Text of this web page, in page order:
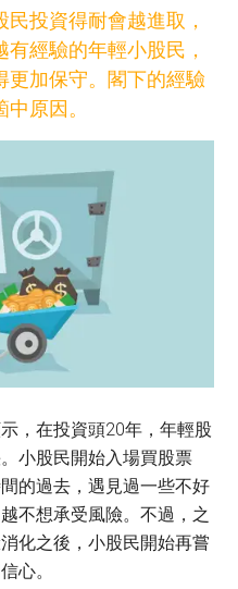
投資得耐會越進取，
經驗的年輕小股民，
更加保守。閣下的經驗
原因。
，在投資頭20年，年輕股
小股民開始入場買股票
的過去，遇見過一些不好
不想承受風險。不過，之
化之後，小股民開始再嘗
心。